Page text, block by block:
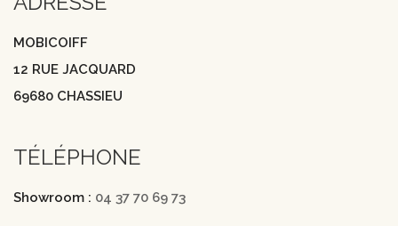
MOBICOIFF
12 RUE JACQUARD
69680 CHASSIEU
TÉLÉPHONE
Showroom : 04 37 70 69 73